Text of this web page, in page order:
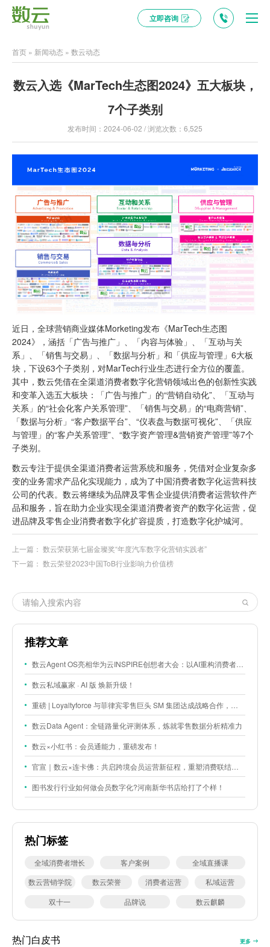
立即咨询
首页 » 新闻动态 » 数云动态
数云入选《MarTech生态图2024》五大板块，
7个子类别
发布时间：2024-06-02 / 浏览次数：6,525
近日，全球营销商业媒体Morketing发布《MarTech生态图
2024》，涵括「广告与推广」、「内容与体验」、「互动与关
系」、「销售与交易」、「数据与分析」和「供应与管理」6大板
块，下设63个子类别，对MarTech行业生态进行全方位的覆盖。
其中，数云凭借在全渠道消费者数字化营销领域出色的创新性实践
和变革入选五大板块：「广告与推广」的“营销自动化”、「互动与
关系」的“社会化客户关系管理”、「销售与交易」的“电商营销”、
「数据与分析」“客户数据平台”、“仪表盘与数据可视化”、「供应
与管理」的“客户关系管理”、“数字资产管理&营销资产管理”等7个
子类别。
数云专注于提供全渠道消费者运营系统和服务，凭借对企业复杂多
变的业务需求产品化实现能力，成为了中国消费者数字化运营科技
公司的代表。数云将继续为品牌及零售企业提供消费者运营软件产
品和服务，旨在助力企业实现全渠道消费者资产的数字化运营，促
进品牌及零售企业消费者数字化扩容提质，打造数字化护城河。
上一篇： 数云荣获第七届金璨奖“年度汽车数字化营销实践者”
下一篇： 数云荣登2023中国ToB行业影响力价值榜
推荐文章
数云Agent OS亮相华为云INSPIRE创想者大会：以AI重构消费者运营与零售营销新范式
数云私域赢家 · AI 版 焕新升级！
重磅 | Loyaltyforce 与菲律宾零售巨头 SM 集团达成战略合作，携手开启 SMAC 会员数智化运营新征程
数云Data Agent：全链路量化评测体系，炼就零售数据分析精准力
数云×小红书：会员通能力，重磅发布！
官宣｜数云×连卡佛：共启跨境会员运营新征程，重塑消费联结新体验
图书发行行业如何做会员数字化?河南新华书店给打了个样！
热门标签
全域消费者增长 客户案例
全域直播课
数云营销学院
数云荣誉 消费者运营
私域运营
双十一
品牌说 数云麒麟
热门白皮书 更多